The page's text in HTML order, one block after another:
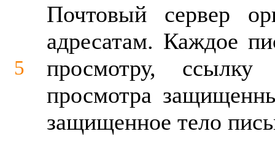
5
Почтовый сервер
адресатам. Каждое
просмотру,
просмотра
защищенное тело